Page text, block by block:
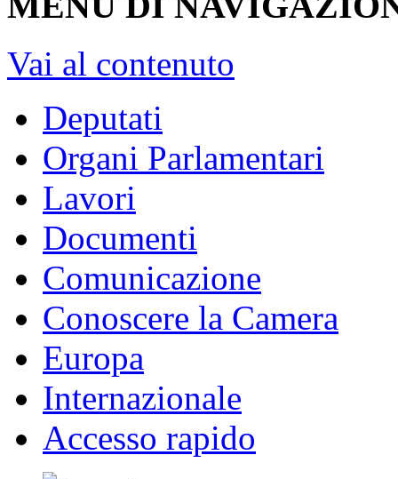
Vai al contenuto
Deputati
Organi Parlamentari
Lavori
Documenti
Comunicazione
Conoscere la Camera
Europa
Internazionale
Accesso rapido